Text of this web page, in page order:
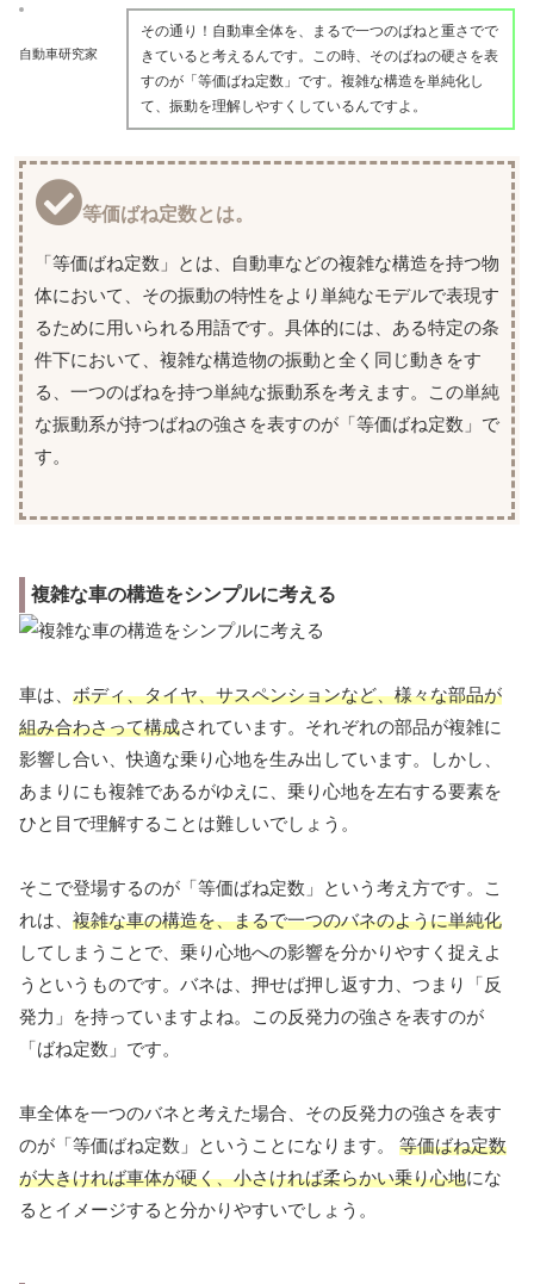
自動車研究家
その通り！自動車全体を、まるで一つのばねと重さでで
きていると考えるんです。この時、そのばねの硬さを表
すのが「等価ばね定数」です。複雑な構造を単純化し
て、振動を理解しやすくしているんですよ。
等価ばね定数とは。
「等価ばね定数」とは、自動車などの複雑な構造を持つ物
体において、その振動の特性をより単純なモデルで表現す
るために用いられる用語です。具体的には、ある特定の条
件下において、複雑な構造物の振動と全く同じ動きをす
る、一つのばねを持つ単純な振動系を考えます。この単純
な振動系が持つばねの強さを表すのが「等価ばね定数」で
す。
複雑な車の構造をシンプルに考える
車は、 ボディ、タイヤ、サスペンションなど、様々な部品が
組み合わさって構成されています。それぞれの部品が複雑に
影響し合い、快適な乗り心地を生み出しています。しかし、
あまりにも複雑であるがゆえに、乗り心地を左右する要素を
ひと目で理解することは難しいでしょう。
そこで登場するのが「等価ばね定数」という考え方です。こ
れは、 複雑な車の構造を、まるで一つのバネのように単純化
してしまうことで、乗り心地への影響を分かりやすく捉えよ
うというものです。バネは、押せば押し返す力、つまり「反
発力」を持っていますよね。この反発力の強さを表すのが
「ばね定数」です。
車全体を一つのバネと考えた場合、その反発力の強さを表す
のが「等価ばね定数」ということになります。 等価ばね定数
が大きければ車体が硬く、小さければ柔らかい乗り心地にな
るとイメージすると分かりやすいでしょう。